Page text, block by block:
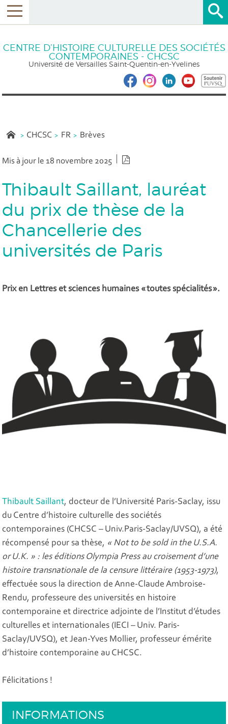
CENTRE D’HISTOIRE CULTURELLE DES SOCIÉTÉS
CONTEMPORAINES - CHCSC
Université de Versailles Saint-Quentin-en-Yvelines
CHCSC FR Brèves
Mis à jour le 18 novembre 2025
Thibault Saillant, lauréat
du prix de thèse de la
Chancellerie des
universités de Paris
Prix en Lettres et sciences humaines « toutes spécialités ».
Thibault Saillant, docteur de l’Université Paris-Saclay, issu
du Centre d’histoire culturelle des sociétés
contemporaines (CHCSC – Univ.Paris-Saclay/UVSQ), a été
récompensé pour sa thèse, « Not to be sold in the U.S.A.
or U.K. » : les éditions Olympia Press au croisement d’une
histoire transnationale de la censure littéraire (1953-1973),
effectuée sous la direction de Anne-Claude Ambroise-
Rendu, professeure des universités en histoire
contemporaine et directrice adjointe de l’Institut d’études
culturelles et internationales (IECI – Univ. Paris-
Saclay/UVSQ), et Jean-Yves Mollier, professeur émérite
d’histoire contemporaine au CHCSC.
Félicitations !
INFORMATIONS